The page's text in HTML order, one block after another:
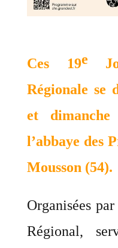
Ces 19e
Régionale se
et
l’abbaye des
Mousson (54).
Organisées
Régional,